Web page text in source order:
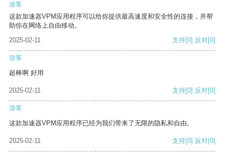
游客
这款加速器VPM应用程序可以给你提供最高速度和安全性的连接，并帮
助你在网络上自由移动。
2025-02-11
支持[0] 反对[0]
游客
超棒啊 好用
2025-02-11 支持[0] 反对[0]
游客
这款加速器VPM应用程序已经为我们带来了无限的隐私和自由。
2025-02-11 支持[0] 反对[0]